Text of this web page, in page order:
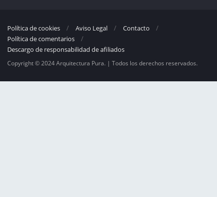
Política de cookies Aviso Legal
Contacto
Política de comentarios
Descargo de responsabilidad de afiliados
Copyright © 2024 Arquitectura Pura. | Todos los derechos reservados.